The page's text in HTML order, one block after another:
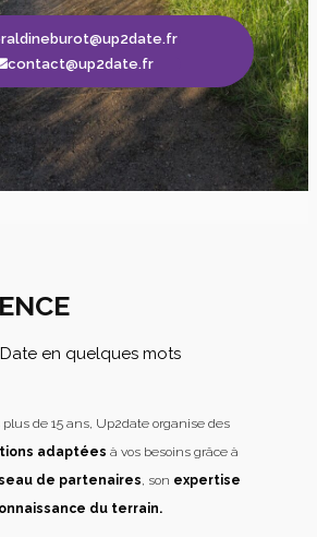
contact@up2date.fr
en quelques mots
plus de 15 ans, Up2date organise des
adaptées à vos besoins grâce à
de partenaires, son expertise
du terrain.